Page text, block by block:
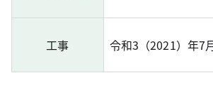
工事 令和3（2021）年7